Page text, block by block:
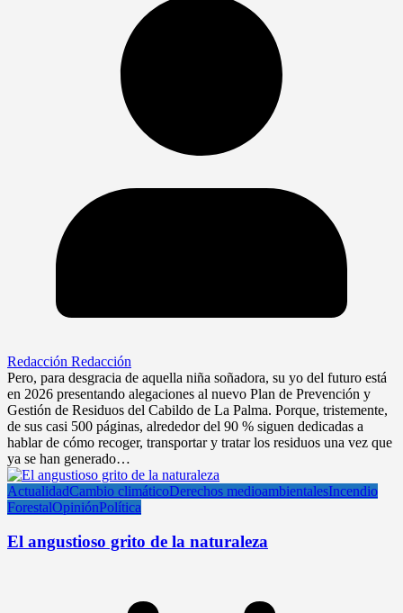
Redacción Redacción
Pero, para desgracia de aquella niña soñadora, su yo del futuro está
en 2026 presentando alegaciones al nuevo Plan de Prevención y
Gestión de Residuos del Cabildo de La Palma. Porque, tristemente,
de sus casi 500 páginas, alrededor del 90 % siguen dedicadas a
hablar de cómo recoger, transportar y tratar los residuos una vez que
ya se han generado…
ActualidadCambio climáticoDerechos medioambientalesIncendio
ForestalOpiniónPolítica
El angustioso grito de la naturaleza